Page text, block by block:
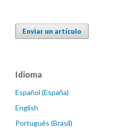
Enviar un artículo
Idioma
Español (España)
English
Português (Brasil)